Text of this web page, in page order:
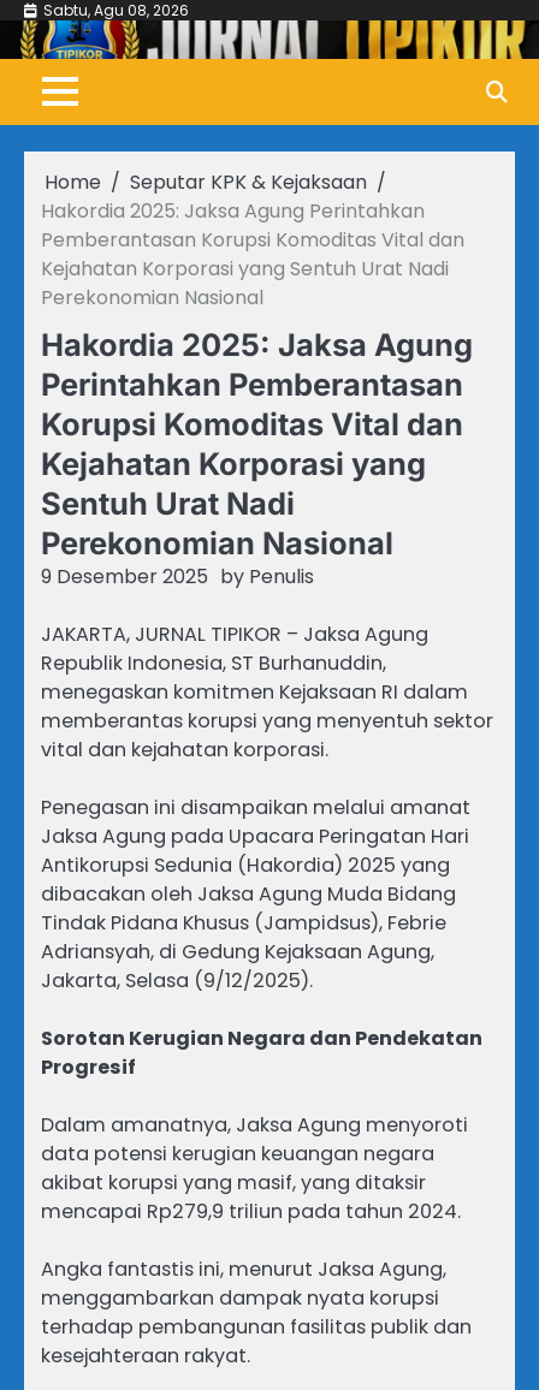
Skip
content
Sabtu, Agu 08, 2026
Home
Seputar KPK & Kejaksaan
Hakordia 2025: Jaksa Agung Perintahkan
Pemberantasan Korupsi Komoditas Vital dan
Kejahatan Korporasi yang Sentuh Urat Nadi
Perekonomian Nasional
Hakordia 2025: Jaksa Agung
Perintahkan Pemberantasan
Korupsi Komoditas Vital dan
Kejahatan Korporasi yang
Sentuh Urat Nadi
Perekonomian Nasional
9 Desember 2025 by Penulis
JAKARTA, JURNAL TIPIKOR – Jaksa Agung
Republik Indonesia, ST Burhanuddin,
menegaskan komitmen Kejaksaan RI dalam
memberantas korupsi yang menyentuh sektor
vital dan kejahatan korporasi.
Penegasan ini disampaikan melalui amanat
Jaksa Agung pada Upacara Peringatan Hari
Antikorupsi Sedunia (Hakordia) 2025 yang
dibacakan oleh Jaksa Agung Muda Bidang
Tindak Pidana Khusus (Jampidsus), Febrie
Adriansyah, di Gedung Kejaksaan Agung,
Jakarta, Selasa (9/12/2025).
Sorotan Kerugian Negara dan Pendekatan
Progresif
Dalam amanatnya, Jaksa Agung menyoroti
data potensi kerugian keuangan negara
akibat korupsi yang masif, yang ditaksir
mencapai Rp279,9 triliun pada tahun 2024.
Angka fantastis ini, menurut Jaksa Agung,
menggambarkan dampak nyata korupsi
terhadap pembangunan fasilitas publik dan
kesejahteraan rakyat.